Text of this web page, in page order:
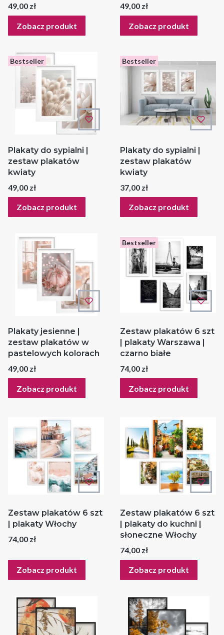
Cena
49,00 zł
Zobacz produkt
Cena
49,00 zł
Zobacz produkt
Bestseller
Plakaty do sypialni |
zestaw plakatów
kwiaty
Cena
49,00 zł
Zobacz produkt
Bestseller
Plakaty do sypialni |
zestaw plakatów
kwiaty
Cena
37,00 zł
Zobacz produkt
Plakaty jesienne |
zestaw plakatów w
pastelowych kolorach
Cena
49,00 zł
Zobacz produkt
Bestseller
Zestaw plakatów 6 szt
| plakaty Warszawa |
czarno białe
Cena
74,00 zł
Zobacz produkt
Zestaw plakatów 6 szt
| plakaty Włochy
Cena
74,00 zł
Zobacz produkt
Zestaw plakatów 6 szt
| plakaty do kuchni |
słoneczne Włochy
Cena
74,00 zł
Zobacz produkt